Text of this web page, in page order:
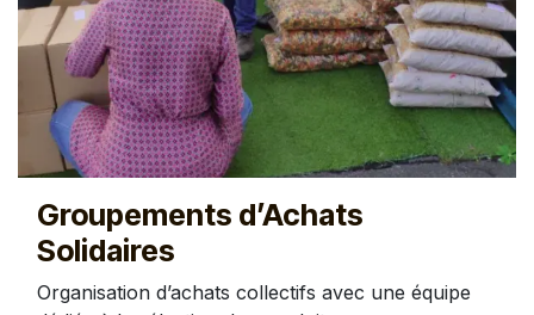
Groupements d’Achats
Solidaires
Organisation d’achats collectifs avec une équipe